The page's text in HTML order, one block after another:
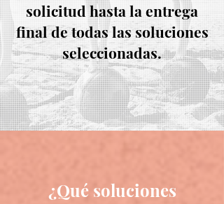
solicitud hasta la entrega
final de todas las soluciones
seleccionadas.
¿Qué soluciones